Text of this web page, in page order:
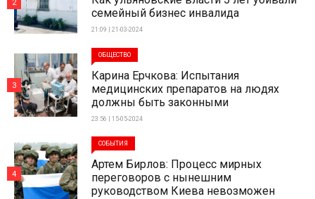
семейный бизнес инвалида
21:09 | 21-03-2024
2
ОБЩЕСТВО
Карина Ерчкова: Испытания
медицинских препаратов на людях
должны быть законными
23:56 | 15-05-2024
3
СОБЫТИЯ
Артем Бирлов: Процесс мирных
переговоров с нынешним
руководством Киева невозможен
4